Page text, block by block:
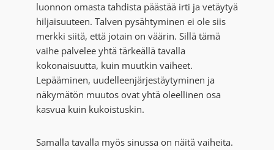
luonnon omasta tahdista päästää irti ja vetäytyä
hiljaisuuteen. Talven pysähtyminen ei ole siis
merkki siitä, että jotain on väärin. Sillä tämä
vaihe palvelee yhtä tärkeällä tavalla
kokonaisuutta, kuin muutkin vaiheet.
Lepääminen, uudelleenjärjestäytyminen ja
näkymätön muutos ovat yhtä oleellinen osa
kasvua kuin kukoistuskin.
Samalla tavalla myös sinussa on näitä vaiheita.